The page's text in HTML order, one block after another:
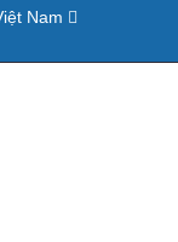
Nam